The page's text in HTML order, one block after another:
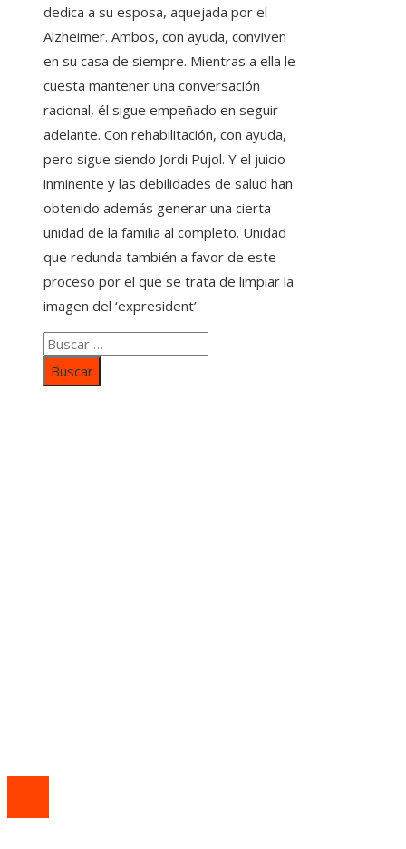
dedica a su esposa, aquejada por el
Alzheimer. Ambos, con ayuda, conviven
en su casa de siempre. Mientras a ella le
cuesta mantener una conversación
racional, él sigue empeñado en seguir
adelante. Con rehabilitación, con ayuda,
pero sigue siendo Jordi Pujol. Y el juicio
inminente y las debilidades de salud han
obtenido además generar una cierta
unidad de la familia al completo. Unidad
que redunda también a favor de este
proceso por el que se trata de limpiar la
imagen del ‘expresident’.
Buscar: